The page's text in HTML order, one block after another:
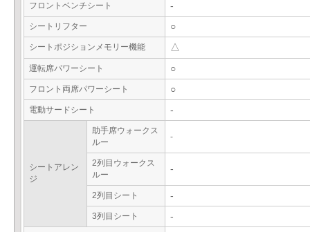
フロントベンチシート -
シートリフター ○
シートポジションメモリー機能 △
運転席パワーシート ○
フロント両席パワーシート ○
電動サードシート -
シートアレン
ジ
助手席ウォークス
ルー
-
2列目ウォークス
ルー
-
2列目シート -
3列目シート -